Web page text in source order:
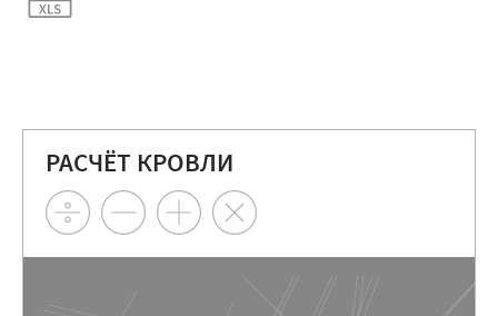
РАСЧЁТ КРОВЛИ